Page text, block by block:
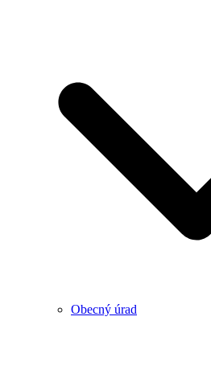
Obecný úrad